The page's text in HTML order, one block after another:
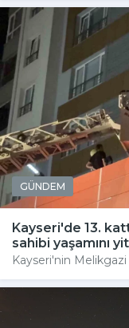
GÜNDEM
Kayseri'de 13.
sahibi yaşamını
Kayseri'nin Melikgazi